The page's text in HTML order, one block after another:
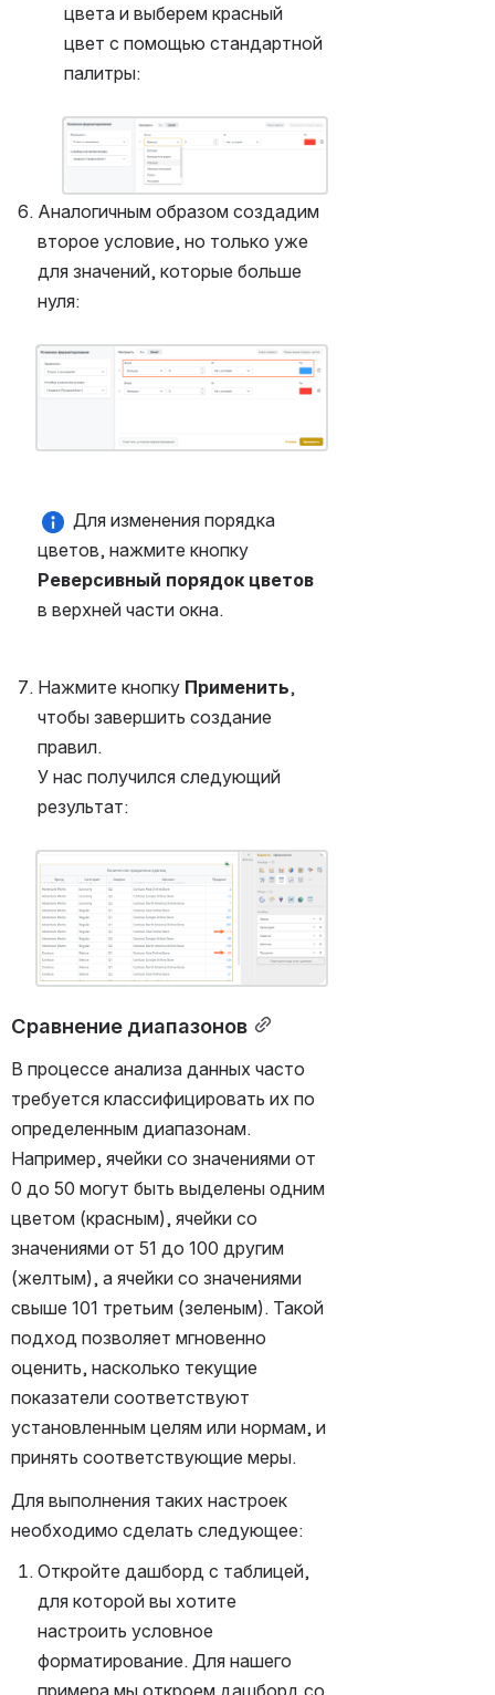
цвета и выберем красный
цвет с помощью стандартной
палитры:
Открыть файл «»
Аналогичным образом создадим
второе условие, но только уже
для значений, которые больше
нуля:
Открыть файл «»
Для изменения порядка
Реверсивный порядок цветов
в верхней части окна.
Нажмите кнопку Применить,
чтобы завершить создание
правил.
У нас получился следующий
результат:
Открыть файл «»
Сравнение диапазонов
В процессе анализа данных часто
требуется классифицировать их по
определенным диапазонам.
Например, ячейки со значениями от
0 до 50 могут быть выделены одним
цветом (красным), ячейки со
значениями от 51 до 100 другим
(желтым), а ячейки со значениями
свыше 101 третьим (зеленым). Такой
подход позволяет мгновенно
оценить, насколько текущие
показатели соответствуют
установленным целям или нормам, и
принять соответствующие меры.
Для выполнения таких настроек
необходимо сделать следующее:
Откройте дашборд с таблицей,
для которой вы хотите
настроить условное
форматирование. Для нашего